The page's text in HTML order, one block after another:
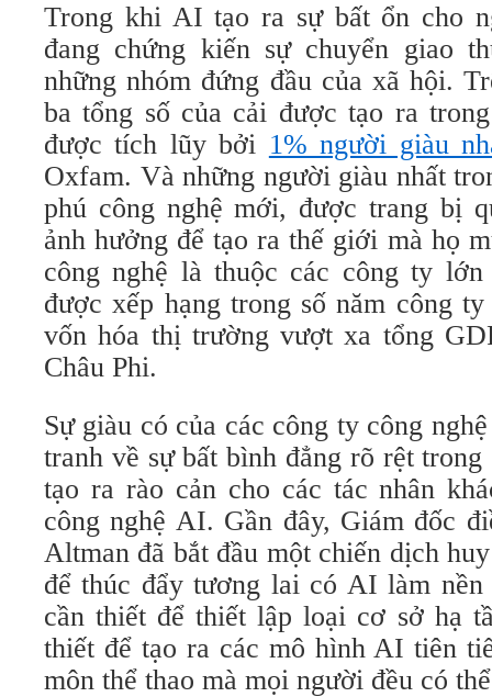
Trong khi AI tạo ra sự bất ổn cho
đang chứng kiến sự chuyển giao
những nhóm đứng đầu của xã hội.
ba tổng số của cải được tạo ra
được tích lũy bởi 1% người giàu
Oxfam. Và những người giàu nhất
phú công nghệ mới, được trang bị
ảnh hưởng để tạo ra thế giới mà họ
công nghệ là thuộc các công ty
được xếp hạng trong số năm công
vốn hóa thị trường vượt xa tổng
Châu Phi.
Sự giàu có của các công ty công
tranh về sự bất bình đẳng rõ rệt
tạo ra rào cản cho các tác nhân
công nghệ AI. Gần đây, Giám đốc
Altman đã bắt đầu một chiến dịch
để thúc đẩy tương lai có AI làm
cần thiết để thiết lập loại cơ sở hạ
thiết để tạo ra các mô hình AI tiên
môn thể thao mà mọi người đều có